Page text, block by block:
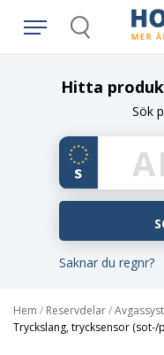
Search
Hitta
Sök
Saknar du regnr?
Hem / Reservdelar/
Tryckslang, trycksensor (sot-/